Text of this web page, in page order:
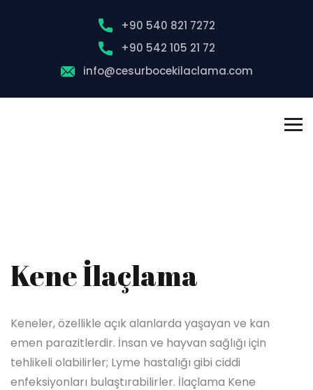
+90 540 821 7272
+90 542 105 21 72
info@cesurbocekilaclama.com
Kene İlaçlama
Keneler, özellikle açık alanlarda yaşayan ve kan
emen parazitlerdir. İnsan ve hayvan sağlığı için
tehlikeli olabilirler; Lyme hastalığı gibi ciddi
enfeksiyonları bulaştırabilirler. İlaçlama Kene